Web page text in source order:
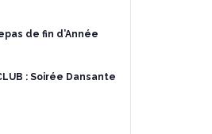
de fin d’Année
: Soirée Dansante